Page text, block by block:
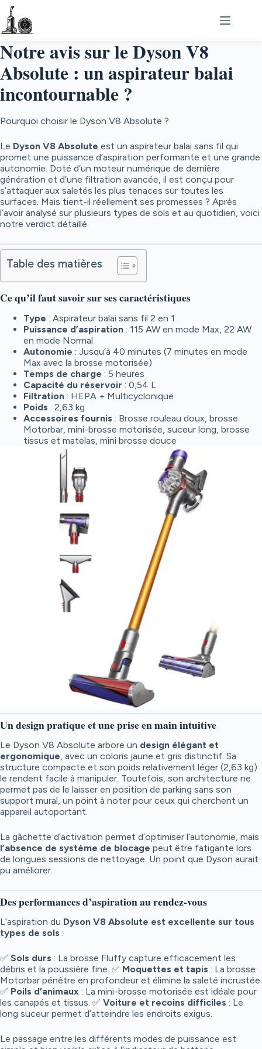
Passer
au
contenu
Notre avis sur le Dyson V8
Absolute : un aspirateur balai
incontournable ?
Pourquoi choisir le Dyson V8 Absolute ?
Le Dyson V8 Absolute est un aspirateur balai sans fil qui
promet une puissance d’aspiration performante et une grande
autonomie. Doté d’un moteur numérique de dernière
génération et d’une filtration avancée, il est conçu pour
s’attaquer aux saletés les plus tenaces sur toutes les
surfaces. Mais tient-il réellement ses promesses ? Après
l’avoir analysé sur plusieurs types de sols et au quotidien, voici
notre verdict détaillé.
Table des matières
Ce qu’il faut savoir sur ses caractéristiques
Type : Aspirateur balai sans fil 2 en 1
Puissance d’aspiration : 115 AW en mode Max, 22 AW
en mode Normal
Autonomie : Jusqu’à 40 minutes (7 minutes en mode
Max avec la brosse motorisée)
Temps de charge : 5 heures
Capacité du réservoir : 0,54 L
Filtration : HEPA + Multicyclonique
Poids : 2,63 kg
Accessoires fournis : Brosse rouleau doux, brosse
Motorbar, mini-brosse motorisée, suceur long, brosse
tissus et matelas, mini brosse douce
Un design pratique et une prise en main intuitive
Le Dyson V8 Absolute arbore un design élégant et
ergonomique, avec un coloris jaune et gris distinctif. Sa
structure compacte et son poids relativement léger (2,63 kg)
le rendent facile à manipuler. Toutefois, son architecture ne
permet pas de le laisser en position de parking sans son
support mural, un point à noter pour ceux qui cherchent un
appareil autoportant.
La gâchette d’activation permet d’optimiser l’autonomie, mais
l’absence de système de blocage peut être fatigante lors
de longues sessions de nettoyage. Un point que Dyson aurait
pu améliorer.
Des performances d’aspiration au rendez-vous
L’aspiration du Dyson V8 Absolute est excellente sur tous
types de sols :
✅ Sols durs : La brosse Fluffy capture efficacement les
débris et la poussière fine. ✅ Moquettes et tapis : La brosse
Motorbar pénètre en profondeur et élimine la saleté incrustée.
✅ Poils d’animaux : La mini-brosse motorisée est idéale pour
les canapés et tissus. ✅ Voiture et recoins difficiles : Le
long suceur permet d’atteindre les endroits exigus.
Le passage entre les différents modes de puissance est